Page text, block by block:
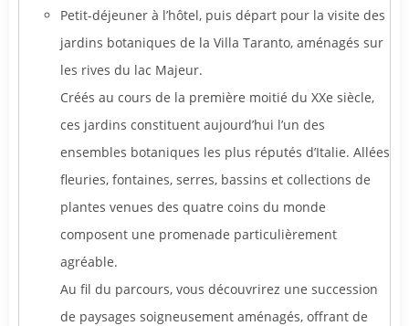
Petit-déjeuner à l’hôtel, puis départ pour la visite des
jardins botaniques de la Villa Taranto, aménagés sur
les rives du lac Majeur.
Créés au cours de la première moitié du XXe siècle,
ces jardins constituent aujourd’hui l’un des
ensembles botaniques les plus réputés d’Italie. Allées
fleuries, fontaines, serres, bassins et collections de
plantes venues des quatre coins du monde
composent une promenade particulièrement
agréable.
Au fil du parcours, vous découvrirez une succession
de paysages soigneusement aménagés, offrant de